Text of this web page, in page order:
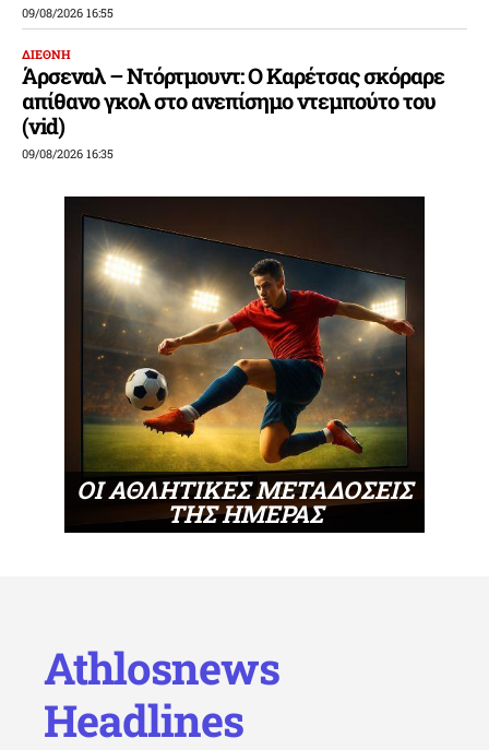
09/08/2026 16:55
ΔΙΕΘΝΗ
Άρσεναλ – Ντόρτμουντ: Ο Καρέτσας σκόραρε
απίθανο γκολ στο ανεπίσημο ντεμπούτο του
(vid)
09/08/2026 16:35
ΟΙ ΑΘΛΗΤΙΚΕΣ ΜΕΤΑΔΟΣΕΙΣ
ΤΗΣ ΗΜΕΡΑΣ
Athlosnews
Headlines